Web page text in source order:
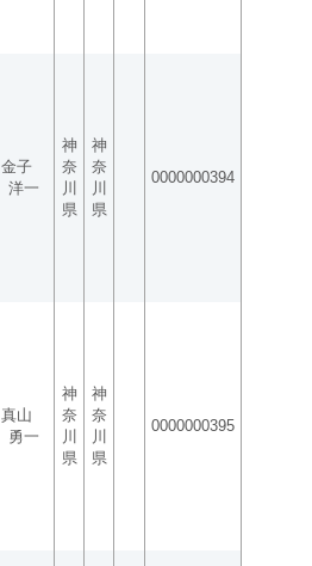
金子
洋一
神
奈
川
県
神
奈
川
県
0000000394
真山
勇一
神
奈
川
県
神
奈
川
県
0000000395